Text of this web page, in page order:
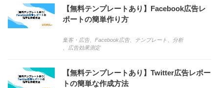
【無料テンプレートあり】Facebook広告レ
ポートの簡単作り方
集客・広告、 Facebook広告、 テンプレート
分析
広告効果測定
【無料テンプレートあり】Twitter広告レポー
トの簡単な作成方法